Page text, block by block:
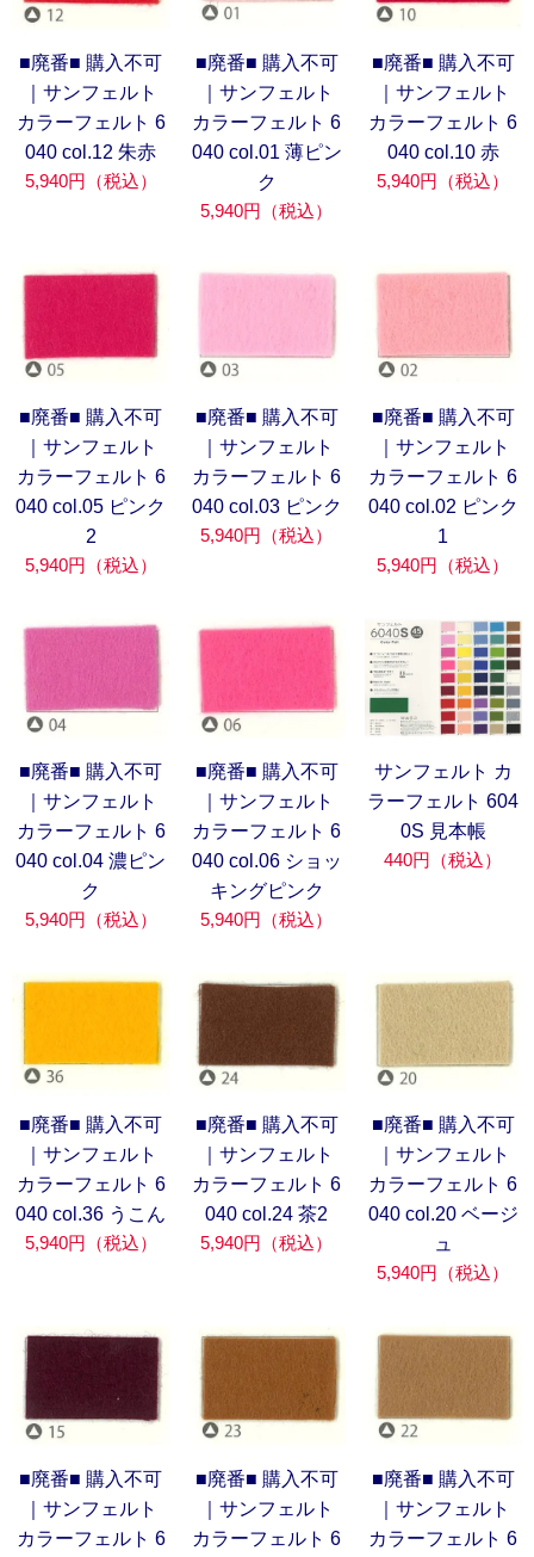
■廃番■ 購入不可
｜サンフェルト
カラーフェルト 6
040 col.12 朱赤
5,940円（税込）
■廃番■ 購入不可
｜サンフェルト
カラーフェルト 6
040 col.01 薄ピン
ク
5,940円（税込）
■廃番■ 購入不可
｜サンフェルト
カラーフェルト 6
040 col.10 赤
5,940円（税込）
■廃番■ 購入不可
｜サンフェルト
カラーフェルト 6
040 col.05 ピンク
2
5,940円（税込）
■廃番■ 購入不可
｜サンフェルト
カラーフェルト 6
040 col.03 ピンク
5,940円（税込）
■廃番■ 購入不可
｜サンフェルト
カラーフェルト 6
040 col.02 ピンク
1
5,940円（税込）
■廃番■ 購入不可
｜サンフェルト
カラーフェルト 6
040 col.04 濃ピン
ク
5,940円（税込）
■廃番■ 購入不可
｜サンフェルト
カラーフェルト 6
040 col.06 ショッ
キングピンク
5,940円（税込）
サンフェルト カ
ラーフェルト 604
0S 見本帳
440円（税込）
■廃番■ 購入不可
｜サンフェルト
カラーフェルト 6
040 col.36 うこん
5,940円（税込）
■廃番■ 購入不可
｜サンフェルト
カラーフェルト 6
040 col.24 茶2
5,940円（税込）
■廃番■ 購入不可
｜サンフェルト
カラーフェルト 6
040 col.20 ベージ
ュ
5,940円（税込）
■廃番■ 購入不可
｜サンフェルト
カラーフェルト 6
■廃番■ 購入不可
｜サンフェルト
カラーフェルト 6
■廃番■ 購入不可
｜サンフェルト
カラーフェルト 6